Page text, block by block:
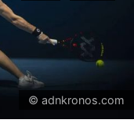
© adnkronos.com